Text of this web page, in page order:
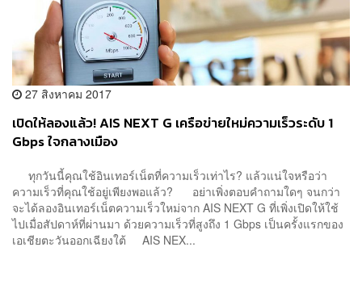
27 สิงหาคม 2017
เปิดให้ลองแล้ว! AIS NEXT G เครือข่ายใหม่ความเร็วระดับ 1
Gbps ใจกลางเมือง
ทุกวันนี้คุณใช้อินเทอร์เน็ตที่ความเร็วเท่าไร? แล้วแน่ใจหรือว่า
ความเร็วที่คุณใช้อยู่เพียงพอแล้ว? อย่าเพิ่งตอบคำถามใดๆ จนกว่า
จะได้ลองอินเทอร์เน็ตความเร็วใหม่จาก AIS NEXT G ที่เพิ่งเปิดให้ใช้
ไปเมื่อสัปดาห์ที่ผ่านมา ด้วยความเร็วที่สูงถึง 1 Gbps เป็นครั้งแรกของ
เอเชียตะวันออกเฉียงใต้ AIS NEX...